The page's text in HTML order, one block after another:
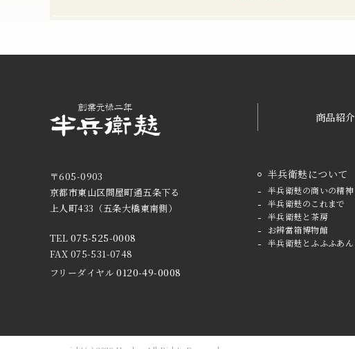
商品紹介
半兵衛麸について
半兵衛麸の商いの精神
半兵衛麸のこれまで
半兵衛麸と茶房
お辨當箱博物館
半兵衛麸とふふふあん
〒605-0903
京都市東山区問屋町通五条下る
上人町433 （五条大橋東南側）
TEL 075-525-0008
FAX 075-531-0748
フリーダイヤル0120-49-0008